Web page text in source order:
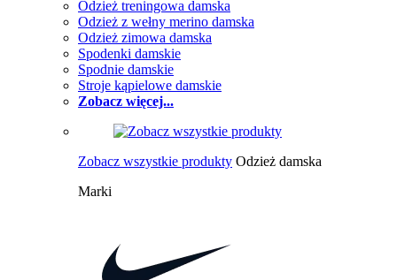
Odzież treningowa damska
Odzież z wełny merino damska
Odzież zimowa damska
Spodenki damskie
Spodnie damskie
Stroje kąpielowe damskie
Zobacz więcej...
Zobacz wszystkie produkty Odzież damska
Marki